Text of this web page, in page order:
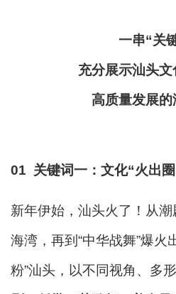
一串“关
充分展示汕头
高质量发展的
01 关键词一： 文化“火出
新年伊始，汕头火了！ 从
海湾，再到“中华战舞”爆火
粉”汕头，以不同视角、多